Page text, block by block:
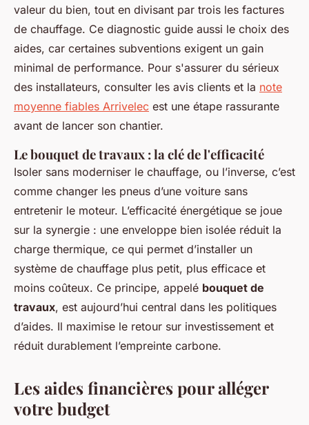
valeur du bien, tout en divisant par trois les factures
de chauffage. Ce diagnostic guide aussi le choix des
aides, car certaines subventions exigent un gain
minimal de performance. Pour s'assurer du sérieux
des installateurs, consulter les avis clients et la note
moyenne fiables Arrivelec est une étape rassurante
avant de lancer son chantier.
Le bouquet de travaux : la clé de l'efficacité
Isoler sans moderniser le chauffage, ou l’inverse, c’est
comme changer les pneus d’une voiture sans
entretenir le moteur. L’efficacité énergétique se joue
sur la synergie : une enveloppe bien isolée réduit la
charge thermique, ce qui permet d’installer un
système de chauffage plus petit, plus efficace et
moins coûteux. Ce principe, appelé bouquet de
travaux, est aujourd’hui central dans les politiques
d’aides. Il maximise le retour sur investissement et
réduit durablement l’empreinte carbone.
Les aides financières pour alléger
votre budget